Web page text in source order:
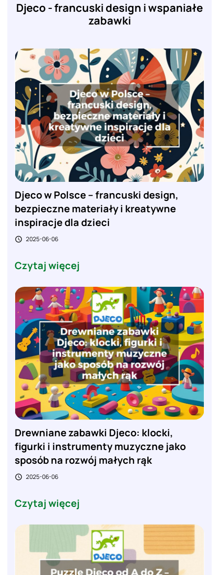
Djeco - francuski design i wspaniałe
zabawki
Djeco w Polsce – francuski design,
bezpieczne materiały i kreatywne
inspiracje dla dzieci
 2025-06-06
Czytaj więcej
Drewniane zabawki Djeco: klocki,
figurki i instrumenty muzyczne jako
sposób na rozwój małych rąk
 2025-06-06
Czytaj więcej